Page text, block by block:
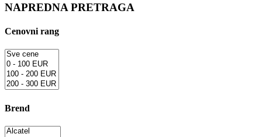
NAPREDNA PRETRAGA
Cenovni rang
Brend